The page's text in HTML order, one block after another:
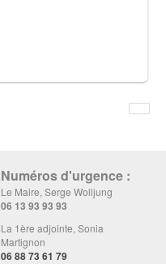
Numéros d'urgence :
Le Maire, Serge Wolljung
06 13 93 93 93
La 1ère adjointe, Sonia
Martignon
06 88 73 61 79